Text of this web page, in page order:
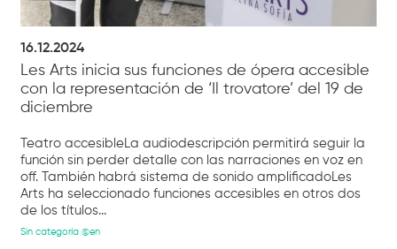
16.12.2024
Les Arts inicia sus funciones de ópera accesible
con la representación de ‘Il trovatore’ del 19 de
diciembre
Teatro accesibleLa audiodescripción permitirá seguir la
función sin perder detalle con las narraciones en voz en
off. También habrá sistema de sonido amplificadoLes
Arts ha seleccionado funciones accesibles en otros dos
de los títulos...
Sin categoría @en